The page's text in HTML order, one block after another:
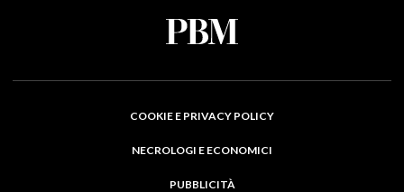
COOKIE E PRIVACY POLICY
NECROLOGI E ECONOMICI
PUBBLICITÀ